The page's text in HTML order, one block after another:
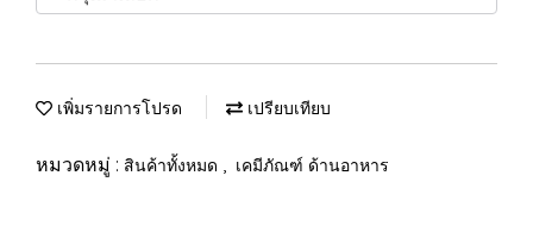
เพิ่มรายการโปรด เปรียบเทียบ
หมวดหมู่ : สินค้าทั้งหมด , เคมีภัณฑ์ ด้านอาหาร